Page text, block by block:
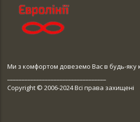
Ми з комфортом довеземо Вас в будь-яку
Copyright © 2006-2024 Всі права захищені